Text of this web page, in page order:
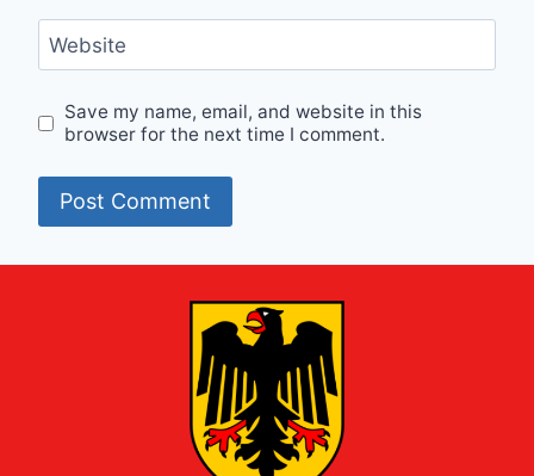
Website
Save my name, email, and website in this
browser for the next time I comment.